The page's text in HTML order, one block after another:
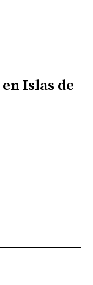
Islas de